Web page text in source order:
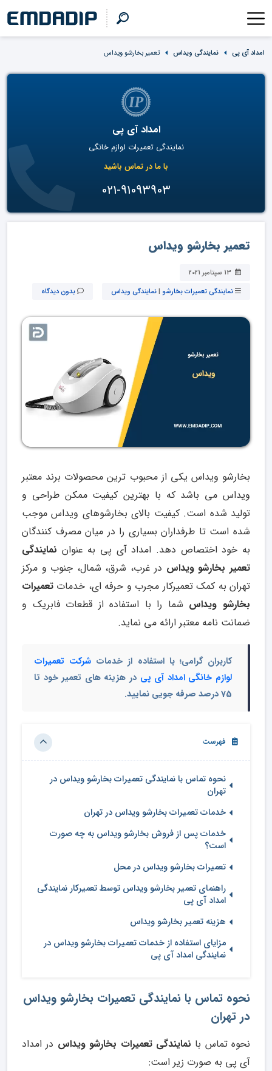
امداد آی پی نمایندگی ویداس تعمیر بخارشو ویداس
امداد آی پی
نمایندگی تعمیرات لوازم خانگی
با ما در تماس باشید
021-91093903
تعمیر بخارشو ویداس
نمایندگی تعمیرات بخارشو |نمایندگی ویداس بدون دیدگاه
بخارشو ویداس یکی از محبوب ترین محصولات برند معتبر
ویداس می باشد که با بهترین کیفیت ممکن طراحی و
تولید شده است. کیفیت بالای بخارشوهای ویداس موجب
شده است تا طرفداران بسیاری را در میان مصرف کنندگان
به خود اختصاص دهد. امداد آی پی به عنوان نمایندگی
تعمیر بخارشو ویداس در غرب، شرق، شمال، جنوب و مرکز
تهران به کمک تعمیرکار مجرب و حرفه ای، خدمات تعمیرات
بخارشو ویداس شما را با استفاده از قطعات فابریک و
ضمانت نامه معتبر ارائه می نماید.
کاربران گرامی؛ با استفاده از خدمات شرکت تعمیرات
لوازم خانگی امداد آی پی در هزینه های تعمیر خود تا
75 درصد صرفه جویی نمایید.
فهرست
نحوه تماس با نمایندگی تعمیرات بخارشو ویداس در
تهران
خدمات تعمیرات بخارشو ویداس در تهران
خدمات پس از فروش بخارشو ویداس به چه صورت
است؟
تعمیرات بخارشو ویداس در محل
راهنمای تعمیر بخارشو ویداس توسط تعمیرکار نمایندگی
امداد آی پی
هزینه تعمیر بخارشو ویداس
مزایای استفاده از خدمات تعمیرات بخارشو ویداس در
نمایندگی امداد آی پی
نحوه تماس با نمایندگی تعمیرات بخارشو ویداس
در تهران
نحوه تماس با نمایندگی تعمیرات بخارشو ویداس در امداد
آی پی به صورت زیر است: